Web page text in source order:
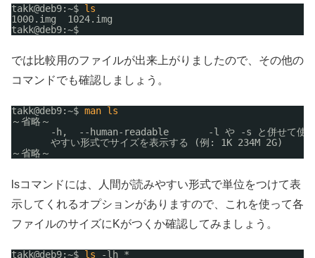
takk@deb9:~$ ls
1000.img  1024.img
takk@deb9:~$
では比較用のファイルが出来上がりましたので、その他の
コマンドでも確認しましょう。
takk@deb9:~$ man ls
～省略～
-h,  --human-readable       -l や -s と併せて使用
やすい形式でサイズを表示する (例: 1K 234M 2G)
～省略～
lsコマンドには、人間が読みやすい形式で単位をつけて表
示してくれるオプションがありますので、これを使って各
ファイルのサイズにKがつくか確認してみましょう。
takk@deb9:~$ ls
-lh *